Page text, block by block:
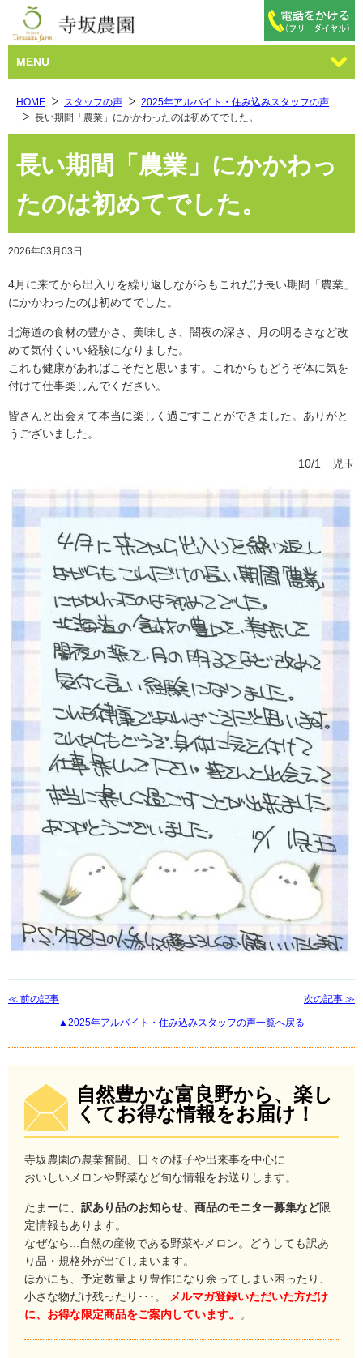
MENU
HOME スタッフの声
2025年アルバイト・住み込みスタッフの声
長い期間「農業」にかかわったのは初めてでした。
長い期間「農業」にかかわっ
たのは初めてでした。
2026年03月03日
4月に来てから出入りを繰り返しながらもこれだけ長い期間「農業」
にかかわったのは初めてでした。
北海道の食材の豊かさ、美味しさ、闇夜の深さ、月の明るさなど改
めて気付くいい経験になりました。
これも健康があればこそだと思います。これからもどうぞ体に気を
付けて仕事楽しんでください。
皆さんと出会えて本当に楽しく過ごすことができました。ありがと
うございました。
10/1 児玉
≪ 前の記事 次の記事 ≫
▲2025年アルバイト・住み込みスタッフの声一覧へ戻る
自然豊かな富良野から、楽し
くてお得な情報をお届け！
寺坂農園の農業奮闘、日々の様子や出来事を中心に
おいしいメロンや野菜など旬な情報をお送りします。
たまーに、 訳あり品のお知らせ、商品のモニター募集など限
定情報もあります。
なぜなら...自然の産物である野菜やメロン。どうしても訳あ
り品・規格外が出てしまいます。
ほかにも、予定数量より豊作になり余ってしまい困ったり、
小さな物だけ残ったり･･･。
メルマガ登録いただいた方だけ
に、お得な限定商品をご案内しています。
。